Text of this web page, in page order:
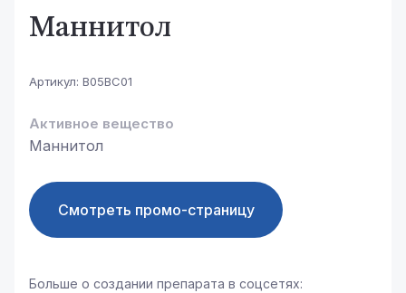
Маннитол
Артикул: B05BC01
Активное вещество
Маннитол
Смотреть промо-страницу
Больше о создании препарата в соцсетях: